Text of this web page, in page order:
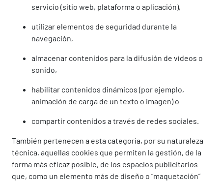
servicio (sitio web, plataforma o aplicación),
utilizar elementos de seguridad durante la
navegación,
almacenar contenidos para la difusión de vídeos o
sonido,
habilitar contenidos dinámicos (por ejemplo,
animación de carga de un texto o imagen) o
compartir contenidos a través de redes sociales.
También pertenecen a esta categoría, por su naturaleza
técnica, aquellas cookies que permiten la gestión, de la
forma más eficaz posible, de los espacios publicitarios
que, como un elemento más de diseño o “maquetación”